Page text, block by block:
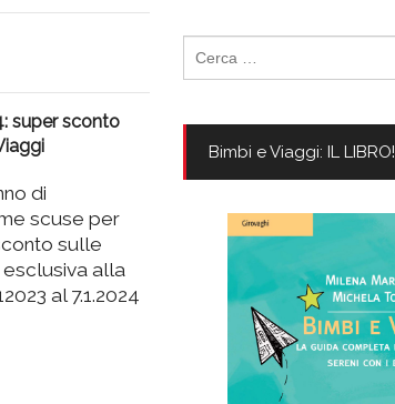
super sconto
di
scuse per
sulle
alla
al 7.1.2024
per:
Bimbi e Viaggi: IL LIBRO!